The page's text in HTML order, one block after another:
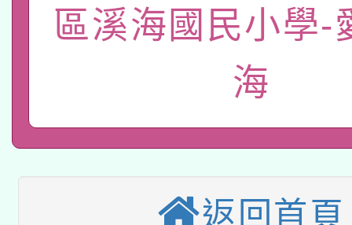
心」，鼓勵退休同仁踴
招甄選結果公告(無人
適應運動共學行動站研
本館辦理115年度閱讀
暨閱讀推動專業研習
科技賦能─人工智慧
礎課程
A3數位素養講師名單
本校115學年度第1次
本校115學年度第2次
區溪海國民小學-
海
返回首頁